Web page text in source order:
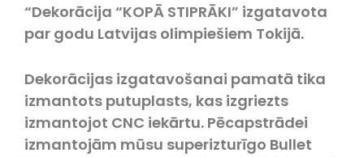
“Dekorācija “KOPĀ STIPRĀKI” izgatavota
par godu Latvijas olimpiešiem Tokijā.
Dekorācijas izgatavošanai pamatā tika
izmantots putuplasts, kas izgriezts
izmantojot CNC iekārtu. Pēcapstrādei
izmantojām mūsu superizturīgo Bullet